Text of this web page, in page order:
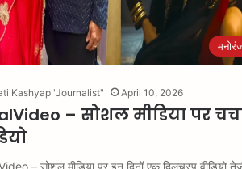
Kashyap "Journalist" April 10, 2026
– सोशल मीडिया पर
– सोशल मीडिया पर इन दिनों एक दिलचस्प वीडियो